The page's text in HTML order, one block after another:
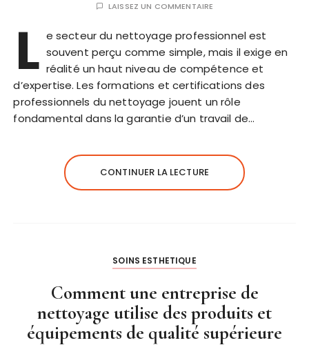
LAISSEZ UN COMMENTAIRE
L e secteur du nettoyage professionnel est
souvent perçu comme simple, mais il exige en
réalité un haut niveau de compétence et
d’expertise. Les formations et certifications des
professionnels du nettoyage jouent un rôle
fondamental dans la garantie d’un travail de…
CONTINUER LA LECTURE
SOINS ESTHETIQUE
Comment une entreprise de
nettoyage utilise des produits et
équipements de qualité supérieure